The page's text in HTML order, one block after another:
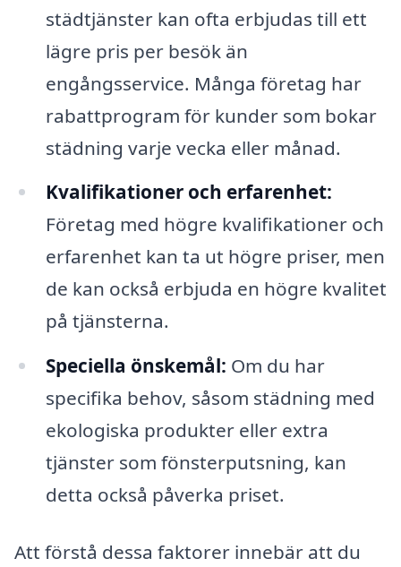
städtjänster kan ofta erbjudas till ett
lägre pris per besök än
engångsservice. Många företag har
rabattprogram för kunder som bokar
städning varje vecka eller månad.
Kvalifikationer och erfarenhet:
Företag med högre kvalifikationer och
erfarenhet kan ta ut högre priser, men
de kan också erbjuda en högre kvalitet
på tjänsterna.
Speciella önskemål: Om du har
specifika behov, såsom städning med
ekologiska produkter eller extra
tjänster som fönsterputsning, kan
detta också påverka priset.
Att förstå dessa faktorer innebär att du